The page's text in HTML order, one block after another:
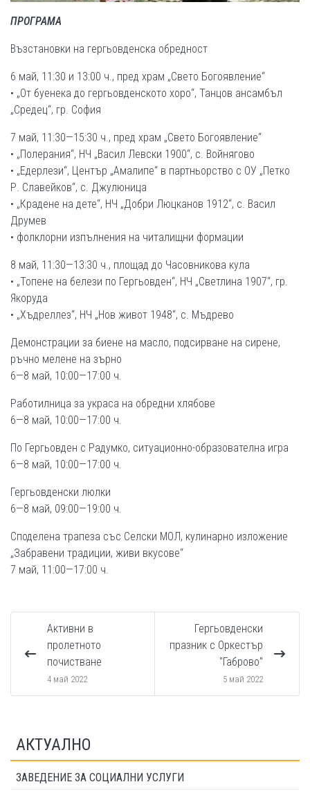
ПРОГРАМА
Възстановки на гергьовденска обредност
6 май, 11:30 и 13:00 ч., пред храм „Свето Богоявление“
• „От буенека до гергьовденското хоро“, Танцов ансамбъл
„Средец“, гр. София
7 май, 11:30—15:30 ч., пред храм „Свето Богоявление“
• „Полерания“, НЧ „Васил Левски 1900“, с. Войнягово
• „Едерлези“, Център „Амалипе“ в партньорство с ОУ „Петко
Р. Славейков“, с. Джулюница
• „Крадене на дете“, НЧ „Добри Люцканов 1912“, с. Васил
Друмев
• фолклорни изпълнения на читалищни формации
8 май, 11:30—13:30 ч., площад до Часовникова кула
• „Топене на белези по Гергьовден“, НЧ „Светлина 1907“, гр.
Якоруда
• „Хъдреллез“, НЧ „Нов живот 1948“, с. Мъдрево
Демонстрации за биене на масло, подсирване на сирене,
ръчно мелене на зърно
6—8 май, 10:00—17:00 ч.
Работилница за украса на обредни хлябове
6—8 май, 10:00—17:00 ч.
По Гергьовден с Радумко, ситуационно-образователна игра
6—8 май, 10:00—17:00 ч.
Гергьовденски люлки
6—8 май, 09:00—19:00 ч.
Споделена трапеза със Селски МОЛ, кулинарно изложение
„Забравени традиции, живи вкусове“
7 май, 11:00—17:00 ч.
Активни в
пролетното
почистване
4 май 2022
Гергьовденски
празник с Оркестър
"Габрово"
5 май 2022
АКТУАЛНО
ЗАВЕДЕНИЕ ЗА СОЦИАЛНИ УСЛУГИ